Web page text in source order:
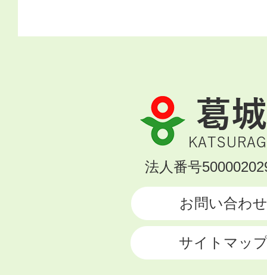
葛
城
市
KATSURAGI
法人番号
お問い合わせ
サイトマッ